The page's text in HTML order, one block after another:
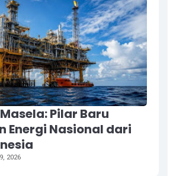
Pilar Baru
Energi Nasional dari
2026